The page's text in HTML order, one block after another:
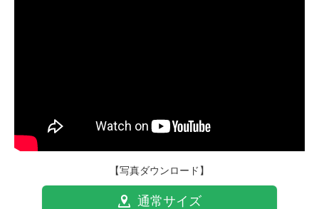
【写真ダウンロード】
通常サイズ